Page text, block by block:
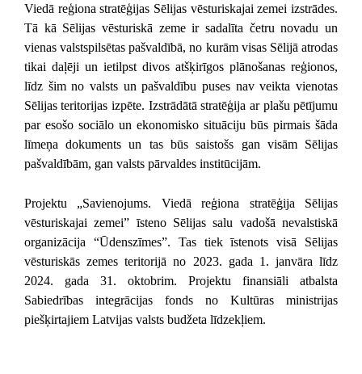
Viedā reģiona stratēģijas Sēlijas vēsturiskajai zemei izstrādes.
Tā kā Sēlijas vēsturiskā zeme ir sadalīta četru novadu un
vienas valstspilsētas pašvaldībā, no kurām visas Sēlijā atrodas
tikai daļēji un ietilpst divos atšķirīgos plānošanas reģionos,
līdz šim no valsts un pašvaldību puses nav veikta vienotas
Sēlijas teritorijas izpēte. Izstrādātā stratēģija ar plašu pētījumu
par esošo sociālo un ekonomisko situāciju būs pirmais šāda
līmeņa dokuments un tas būs saistošs gan visām Sēlijas
pašvaldībām, gan valsts pārvaldes institūcijām.
Projektu „Savienojums. Viedā reģiona stratēģija Sēlijas
vēsturiskajai zemei” īsteno Sēlijas salu vadošā nevalstiskā
organizācija “Ūdenszīmes”. Tas tiek īstenots visā Sēlijas
vēsturiskās zemes teritorijā no 2023. gada 1. janvāra līdz
2024. gada 31. oktobrim. Projektu finansiāli atbalsta
Sabiedrības integrācijas fonds no Kultūras ministrijas
piešķirtajiem Latvijas valsts budžeta līdzekļiem.